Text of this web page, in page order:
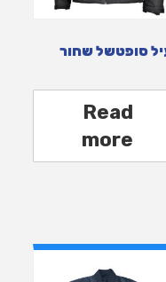
סופטשל שחור
Read
more